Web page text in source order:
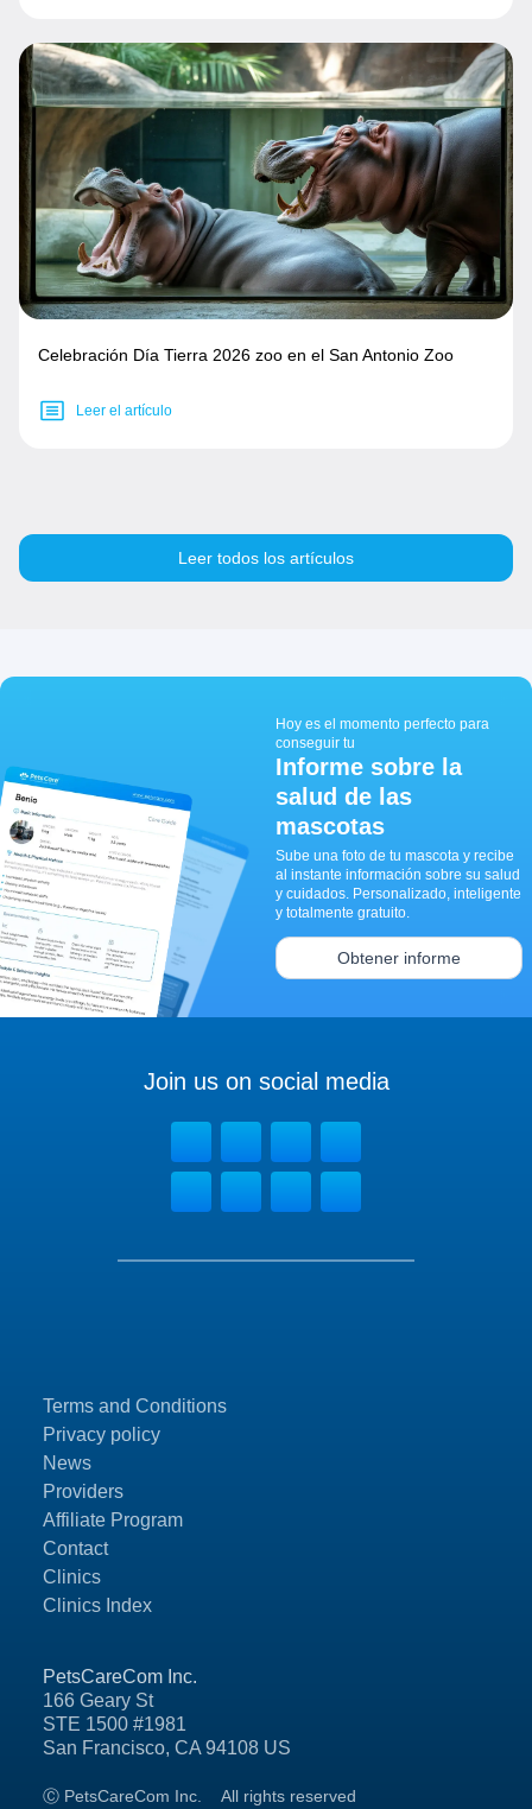
Celebración Día Tierra 2026 zoo en el San Antonio Zoo
Leer el artículo
Leer todos los artículos
Hoy es el momento perfecto para
conseguir tu
Informe sobre la
salud de las
mascotas
Sube una foto de tu mascota y recibe
al instante información sobre su salud
y cuidados. Personalizado, inteligente
y totalmente gratuito.
Obtener informe
PetsCareCom Inc.
166 Geary St
STE 1500 #1981
San Francisco, CA 94108 US
Ⓒ PetsCareCom Inc. All rights reserved
Terms and Conditions
Privacy policy
News
Providers
Affiliate Program
Contact
Clinics
Clinics Index
Join us on social media